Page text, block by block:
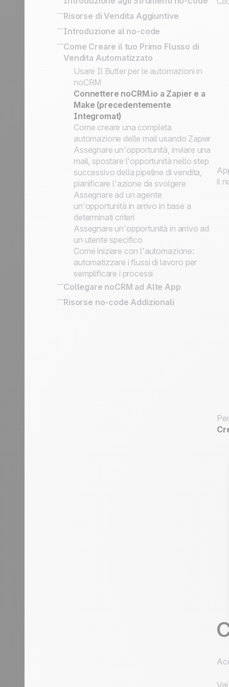
opportunità
Stati vs. step di vendita
Liste Prospect, opportunità e cartelle
Prospect vs. Lead
La nostra Filosofia
Accademia noCRM
Trasformare un prospect qualificato in
Chiamate a Freddo Efficaci: Organizza
e Potenzia l'Attività di Prospecting
Goals
Esportare dati per la reportistica o per
il marketing
commerciale
Follow-up dei Clienti
Strumenti no-code interni per
API semplificata per implementazione
aziendale
Trigger e Azioni no-code
Risorse di Vendita Aggiuntive
All there is to know about SPIN
Sales Expert Directory
Introduzione al no-code
App no-code
Come Creare il tuo Primo Flusso di
Vendita Automatizzato
Usare Il Butler per le automazioni in
noCRM
Connettere noCRM.io a Zapier e a
Make (precedentemente
Integromat)
Come creare una completa
automazione delle mail usando Zapier
Assegnare un'opportunità, inviare una
mail, spostare l'opportunità nello step
successivo della pipeline di vendita,
pianificare l'azione da svolgere
Assegnare ad un agente
un'opportunità in arrivo in base a
determinati criteri
Assegnare un'opportunità in arrivo ad
un utente specifico
Come iniziare con l'automazione:
automatizzare i flussi di lavoro per
semplificare i processi
Collegare noCRM ad Alte App
Come collegare noCRM al tuo
Risorse no-code Addizionali
il